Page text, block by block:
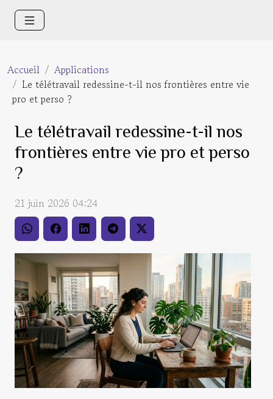
Accueil
Applications
Le télétravail redessine-t-il nos frontières entre vie
pro et perso ?
Le télétravail redessine-t-il nos
frontières entre vie pro et perso
?
21 juin 2026 04:24